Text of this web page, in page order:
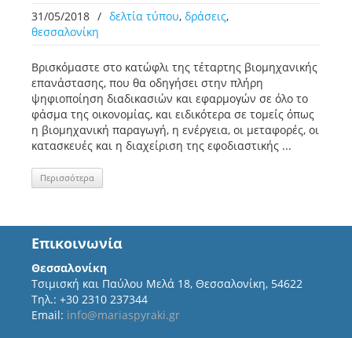
31/05/2018 / δελτία τύπου, δράσεις,
θεσσαλονίκη
Βρισκόμαστε στο κατώφλι της τέταρτης βιομηχανικής
επανάστασης, που θα οδηγήσει στην πλήρη
ψηφιοποίηση διαδικασιών και εφαρμογών σε όλο το
φάσμα της οικονομίας, και ειδικότερα σε τομείς όπως
η βιομηχανική παραγωγή, η ενέργεια, οι μεταφορές, οι
κατασκευές και η διαχείριση της εφοδιαστικής ...
Περισσότερα
Επικοινωνία
Θεσσαλονίκη
Τσιμισκή και Παύλου Μελά 18, Θεσσαλονίκη, 54622
Τηλ.: +30 2310 237344
Email: info@mariaspyraki.gr